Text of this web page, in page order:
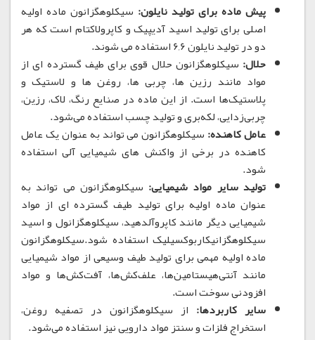
پیش ماده برای تولید نایلون: سیکلوهگزانون ماده اولیه
اصلی برای تولید اسید آدیپیک و کاپرولاکتام است که هر
دو در تولید نایلون 6,6 استفاده می شوند.
حلال: سیکلوهگزانون حلال قوی برای طیف گسترده ای از
مواد مانند رزین ها، چربی ها، روغن ها و لاستیک و
پلاستیک‌ها است. از این ماده در صنایع رنگ، لاک، رزین،
چربی‌زدایی، لکه‌بری و تولید چسب استفاده می‌شود.
عامل کاهنده: سیکلوهگزانون می تواند به عنوان یک عامل
کاهنده در برخی از واکنش های شیمیایی آلی استفاده
شود.
تولید سایر مواد شیمیایی: سیکلوهگزانون می تواند به
عنوان ماده اولیه برای تولید طیف گسترده ای از مواد
شیمیایی دیگر مانند کاپروآلدهید، سیکلوهگزانول و اسید
سیکلوهگزانیکاربوکسیلیک استفاده شود.سیکلوهگزانون
ماده اولیه مهمی برای تولید طیف وسیعی از مواد شیمیایی
مانند آنتی‌هیستامین‌ها، علف‌کش‌ها، آفت‌کش‌ها و مواد
افزودنی سوخت است.
سایر کاربردها: از سیکلوهگزانون در تصفیه روغن،
استخراج فلزات و سنتز مواد دارویی نیز استفاده می‌شود.